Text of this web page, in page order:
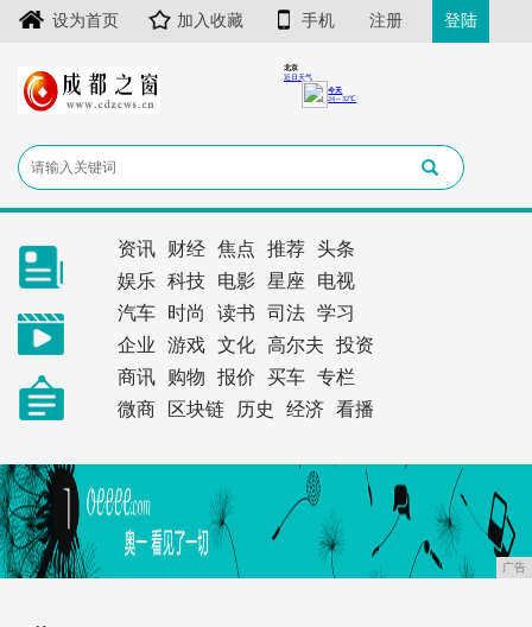
设为首页 加入收藏 手机 注册 登陆
资讯 财经 焦点 推荐
头条
娱乐
科技 电影 星座
电视
汽车
时尚 读书 司法
学习
企业
游戏 文化 高尔夫
投资
商讯
购物 报价 买车
专栏
微商
区块链 历史 经济 看播
广告